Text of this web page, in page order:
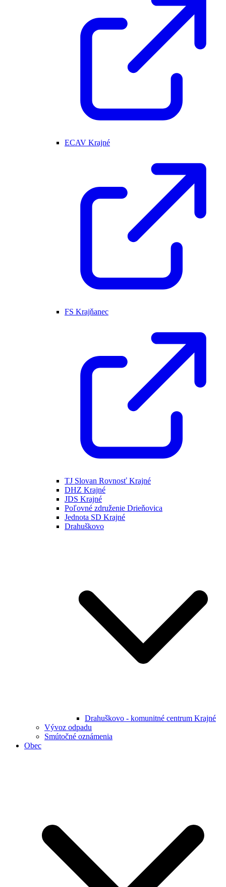
ECAV Krajné
FS Krajňanec
TJ Slovan Rovnosť Krajné
DHZ Krajné
JDS Krajné
Poľovné združenie Drieňovica
Jednota SD Krajné
Drahuškovo
Drahuškovo - komunitné centrum Krajné
Vývoz odpadu
Smútočné oznámenia
Obec